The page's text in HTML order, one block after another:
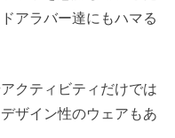
アラバー達にもハマる
クティビティだけでは
ザイン性のウェアもあ